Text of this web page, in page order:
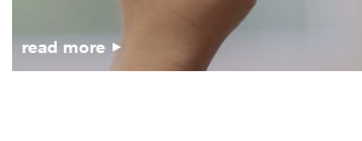
read more